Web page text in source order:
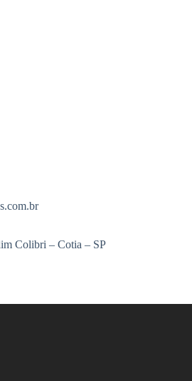
Colibri – Cotia – SP